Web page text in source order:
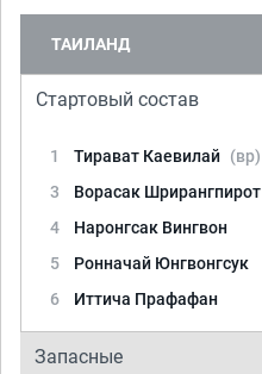
ТАИЛАНД
Стартовый состав
1 Тирават Каевилай (вр)
3
Ворасак Шрирангпирот
4
Наронгсак Вингвон
5
Ронначай Юнгвонгсук
6
Иттича Прафафан
Запасные